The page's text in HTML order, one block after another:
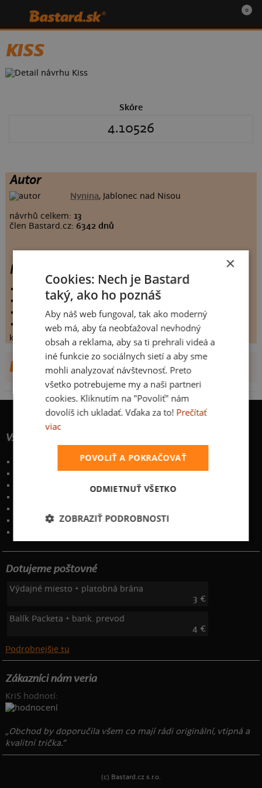
0
KISS
Skóre
4.10526
Autor
Nynina, Jablonec nad Nisou
návrhů celkem: 13
člen Bastard.cz:6342 dnů
Kiss
vystaveno: 1.7.2012
hodnoceno:38 krát
komentářů:4.10526
koupilo by:
1 lidí
konečné hodnocení: 4.10526
DALŠÍ NÁVRHY OD NYNINA
Všetko o nákupe
Poštovné a spôsoby doručenia
Garancia výmeny a vrátenia
Kontakt:info@bastard.sk
Dotujeme poštovné
Výdajné miesto + platobná brána
3 €
Balík Packeta + bank. prevod
4 €
Podrobnejšie tu
Zákazníci nám veria
KriS hodnotí:
„Obchod by doporučila všem co mají rádi originální, vtipná a
kvalitní trička.“
(c) Bastard.cz s.r.o.
×
Cookies: Nech je Bastard
taký, ako ho poznáš
Aby náš web fungoval, tak ako moderný
web má, aby ťa neobťažoval nevhodný
obsah a reklama, aby sa ti prehrali videá a
iné funkcie zo sociálnych sietí a aby sme
mohli analyzovať návštevnosť. Preto
všetko potrebujeme my a naši partneri
cookies. Kliknutím na "Povoliť" nám
dovolíš ich ukladať. Vďaka za to! Prečítať
viac
POVOLIŤ A POKRAČOVAŤ
ODMIETNUŤ VŠETKO
ZOBRAZIŤ PODROBNOSTI